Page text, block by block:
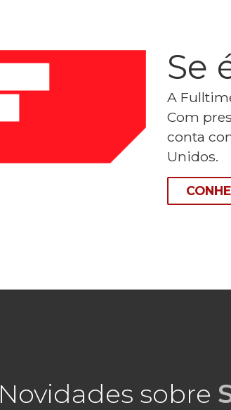
Se
A
Com
conta
Unidos.
Novidades sobre